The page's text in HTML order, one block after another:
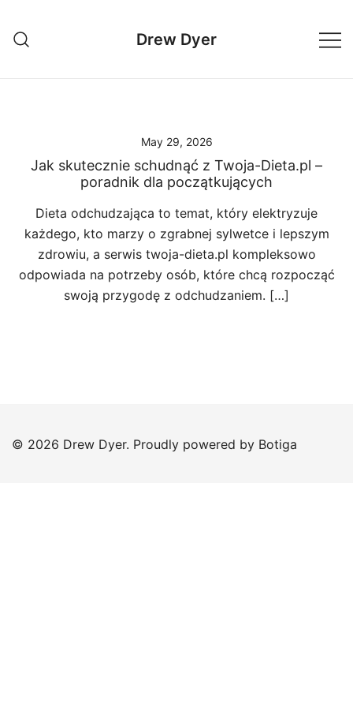
content
Drew Dyer
May 29, 2026
Jak skutecznie schudnąć z Twoja-Dieta.pl –
poradnik dla początkujących
Dieta odchudzająca to temat, który elektryzuje
każdego, kto marzy o zgrabnej sylwetce i lepszym
zdrowiu, a serwis twoja-dieta.pl kompleksowo
odpowiada na potrzeby osób, które chcą rozpocząć
swoją przygodę z odchudzaniem. […]
© 2026 Drew Dyer. Proudly powered by Botiga